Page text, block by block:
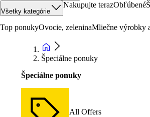
Všetky kategórie
Nakupujte terazObľúbené
Top ponukyOvocie, zeleninaMliečne výrobky
Špeciálne ponuky
Špeciálne ponuky
All Offers